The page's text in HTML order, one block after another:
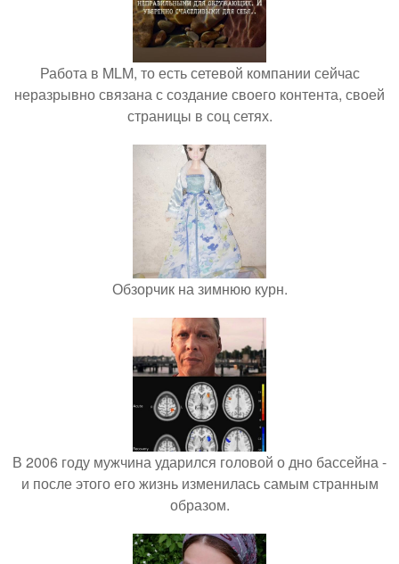
Работа в MLM, то есть сетевой компании сейчас
неразрывно связана с создание своего контента, своей
страницы в соц сетях.
Обзорчик на зимнюю курн.
В 2006 году мужчина ударился головой о дно бассейна -
и после этого его жизнь изменилась самым странным
образом.